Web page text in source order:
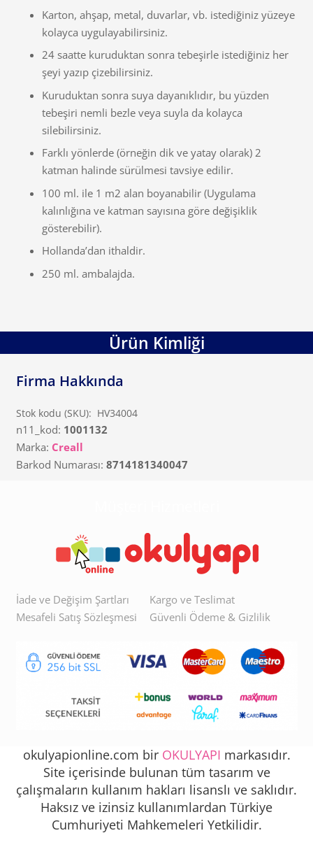
Karton, ahşap, metal, duvarlar, vb. istediğiniz yüzeye
kolayca uygulayabilirsiniz.
24 saatte kuruduktan sonra tebeşirle istediğiniz her
şeyi yazıp çizebilirsiniz.
Kuruduktan sonra suya dayanıklıdır, bu yüzden
tebeşiri nemli bezle veya suyla da kolayca
silebilirsiniz.
Farklı yönlerde (örneğin dik ve yatay olarak) 2
katman halinde sürülmesi tavsiye edilir.
100 ml. ile 1 m2 alan boyanabilir (Uygulama
kalınlığına ve katman sayısına göre değişiklik
gösterebilir).
Hollanda’dan ithaldir.
250 ml. ambalajda.
Ürün Kimliği
Firma Hakkında
Stok kodu (SKU): HV34004
n11_kod: 1001132
Marka: Creall
Barkod Numarası: 8714181340047
İade ve Değişim Şartları
Mesafeli Satış Sözleşmesi
Kargo ve Teslimat
Güvenli Ödeme & Gizlilik
okulyapionline.com bir OKULYAPI markasıdır.
Site içerisinde bulunan tüm tasarım ve
çalışmaların kullanım hakları lisanslı ve saklıdır.
Haksız ve izinsiz kullanımlardan Türkiye
Cumhuriyeti Mahkemeleri Yetkilidir.